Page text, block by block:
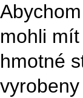
mohli
hmotné